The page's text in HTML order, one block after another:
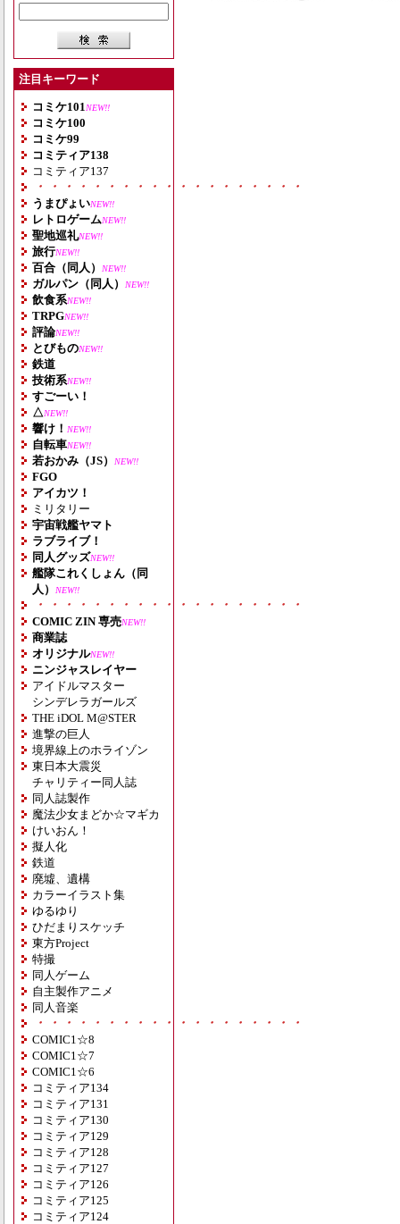
注目キーワード
コミケ101 NEW!!
コミケ100
コミケ99
コミティア138
コミティア137
・・・・・・・・・・・・・・・・・・・
うまぴょいNEW!!
レトロゲームNEW!!
聖地巡礼NEW!!
旅行NEW!!
百合（同人） NEW!!
ガルパン（同人） NEW!!
飲食系NEW!!
TRPGNEW!!
評論NEW!!
とびものNEW!!
鉄道
技術系NEW!!
すごーい！
△NEW!!
響け！ NEW!!
自転車NEW!!
若おかみ（JS） NEW!!
FGO
アイカツ！
ミリタリー
宇宙戦艦ヤマト
ラブライブ！
同人グッズNEW!!
艦隊これくしょん（同
人）
NEW!!
・・・・・・・・・・・・・・・・・・・
COMIC ZIN 専売NEW!!
商業誌
オリジナルNEW!!
ニンジャスレイヤー
アイドルマスター
シンデレラガールズ
THE iDOL M@STER
進撃の巨人
境界線上のホライゾン
東日本大震災
チャリティー同人誌
同人誌製作
魔法少女まどか☆マギカ
けいおん！
擬人化
鉄道
廃墟、遺構
カラーイラスト集
ゆるゆり
ひだまりスケッチ
東方Project
特撮
同人ゲーム
自主製作アニメ
同人音楽
・・・・・・・・・・・・・・・・・・・
COMIC1☆8
COMIC1☆7
COMIC1☆6
コミティア134
コミティア131
コミティア130
コミティア129
コミティア128
コミティア127
コミティア126
コミティア125
コミティア124